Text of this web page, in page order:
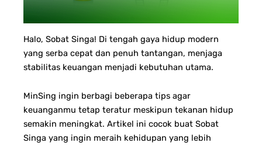
Halo, Sobat Singa! Di tengah gaya hidup modern
yang serba cepat dan penuh tantangan, menjaga
stabilitas keuangan menjadi kebutuhan utama.
MinSing ingin berbagi beberapa tips agar
keuanganmu tetap teratur meskipun tekanan hidup
semakin meningkat. Artikel ini cocok buat Sobat
Singa yang ingin meraih kehidupan yang lebih